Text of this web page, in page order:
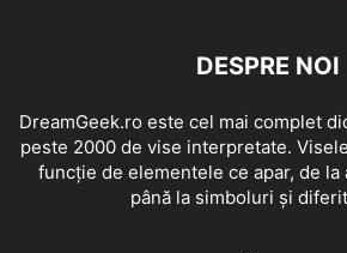
DESPRE NOI
DreamGeek.ro este cel mai complet
peste 2000 de vise interpretate.
funcție de elementele ce apar, de la
până la simboluri și